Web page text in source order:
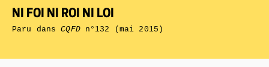
NI FOI NI ROI NI LOI
Paru dansCQFDn°132 (mai 2015)